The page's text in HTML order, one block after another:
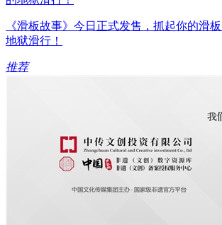
《滑板故事》今日正式发售，抓起你的滑
地狱滑行！
推荐